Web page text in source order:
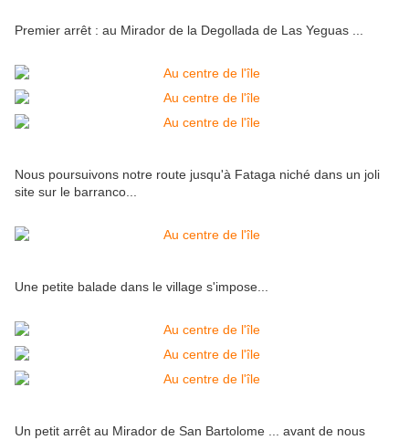
Premier arrêt : au Mirador de la Degollada de Las Yeguas ...
Nous poursuivons notre route jusqu'à Fataga niché dans un joli
site sur le barranco...
Une petite balade dans le village s'impose...
Un petit arrêt au Mirador de San Bartolome ... avant de nous